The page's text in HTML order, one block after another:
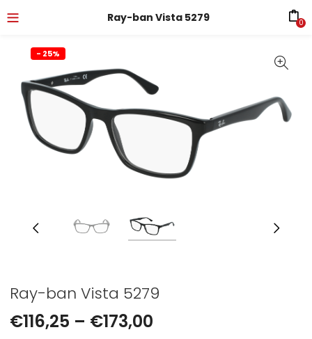
Ray-ban Vista 5279 0
- 25%
Ray-ban Vista 5279
€116,25 – €173,00